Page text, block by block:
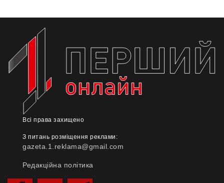
Всі права захищено
З питань розміщення реклами:
gazeta.1.reklama@gmail.com
Редакційна політика